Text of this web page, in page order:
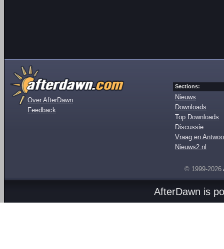
Over AfterDawn
Feedback
Sections:
Nieuws
Downloads
Top Downloads
Discussie
Vraag en
Nieuws2.nl
© 1999-2026
AfterDawn is